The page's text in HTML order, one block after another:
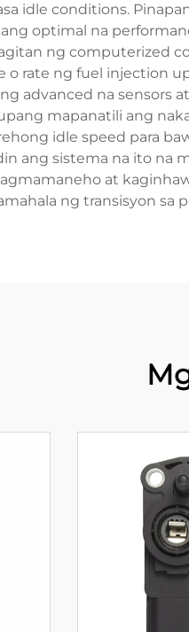
idle conditions.
optimal na
ng computerized
o rate ng fuel injection
advanced na
mapanatili ang
idle speed para
ang sistema na ito na
at
ng transisyon